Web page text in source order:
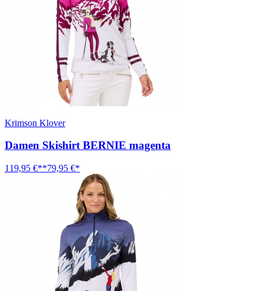
Krimson Klover
Damen Skishirt BERNIE magenta
119,95 €**79,95 €*